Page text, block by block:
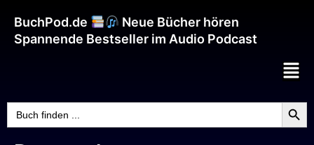
BuchPod.de
Neue Bücher hören
Spannende Bestseller im Audio Podcast
Search
for: